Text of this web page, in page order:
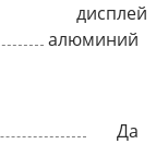
дисплей
алюминий
Да